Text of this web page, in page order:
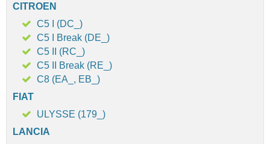
CITROEN
C5 I (DC_)
C5 I Break (DE_)
C5 II (RC_)
C5 II Break (RE_)
C8 (EA_, EB_)
FIAT
ULYSSE (179_)
LANCIA